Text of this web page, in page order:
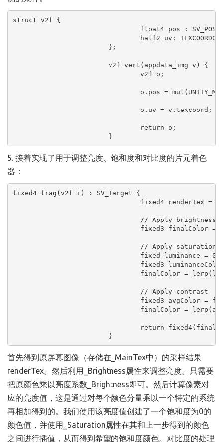
struct v2f {
			}
5. 接着实现了用于调整亮度、饱和度和对比度的片元着色
器：
fixed4 frag(v2f i) : SV_Target {
			}
首先得到原屏幕图像（存储在_MainTex中）的采样结果
renderTex。然后利用_Brightness属性来调整亮度。只需要
把原颜色乘以亮度系数_Brightness即可。然后计算像素对
应的亮度值，这是通过对每个颜色分量乘以一个特定的系统
再相加得到的。我们使用该亮度值创建了一个饱和度为0的
颜色值，并使用_Saturation属性在其和上一步得到的颜色
之间进行插值，从而得到希望的饱和度颜色。对比度的处理